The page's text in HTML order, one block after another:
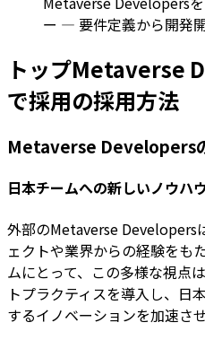
ー — 要件定義から開発
トップMetaverse
で採用の採用方法
Metaverse Developers
日本チームへの新しいノウハ
外部のMetaverse Developers
ェクトや業界からの経験をも
ムにとって、この多様な視点
トプラクティスを導入し、日
するイノベーションを加速さ